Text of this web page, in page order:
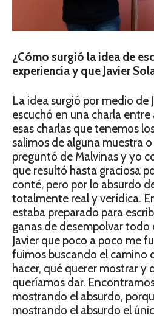
¿Cómo surgió la idea de
experiencia y que Javier
La idea surgió por medio de
escuchó en una charla entre
esas charlas que tenemos
salimos de alguna muestra
preguntó de Malvinas y yo
que resultó hasta graciosa
conté, pero por lo absurdo
totalmente real y verídica.
estaba preparado para
ganas de desempolvar todo
Javier que poco a poco me
fuimos buscando el camino
hacer, qué querer mostrar y
queríamos dar.
mostrando el absurdo,
mostrando el absurdo el